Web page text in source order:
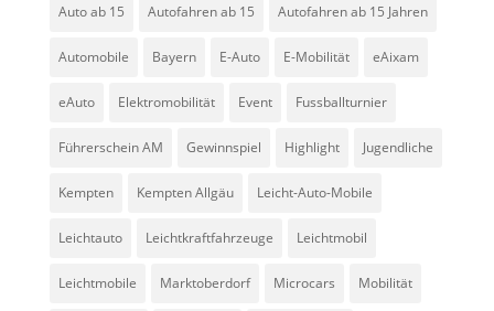
Auto ab 15 Autofahren ab 15 Autofahren ab 15 Jahren
Automobile Bayern E-Auto E-Mobilität eAixam
eAuto Elektromobilität Event Fussballturnier
Führerschein AM Gewinnspiel Highlight Jugendliche
Kempten Kempten Allgäu Leicht-Auto-Mobile
Leichtauto Leichtkraftfahrzeuge Leichtmobil
Leichtmobile Marktoberdorf Microcars Mobilität